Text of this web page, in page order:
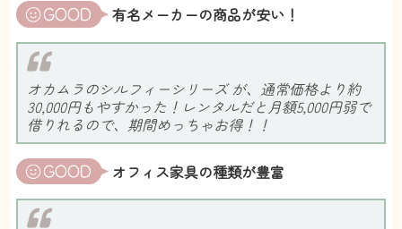
有名メーカーの商品が安い！
オカムラのシルフィーシリーズ が、通常価格より約
30,000円もやすかった！レンタルだと月額5,000円弱で
借りれるので、期間めっちゃお得！！
オフィス家具の種類が豊富